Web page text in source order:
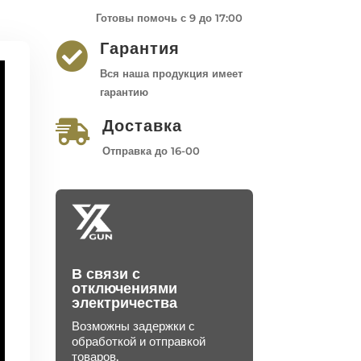
Готовы помочь с 9 до 17:00
 Гарантия
Вся наша продукция имеет
гарантию
 Доставка
Отправка до 16-00
В связи с
отключениями
электричества
Возможны задержки с
обработкой и отправкой
товаров.